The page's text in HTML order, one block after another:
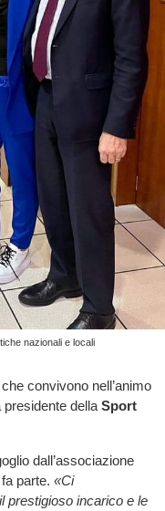
nazionali e locali
convivono nell’animo
presidente della Sport
dall’associazione
parte. «Ci
prestigioso incarico e le